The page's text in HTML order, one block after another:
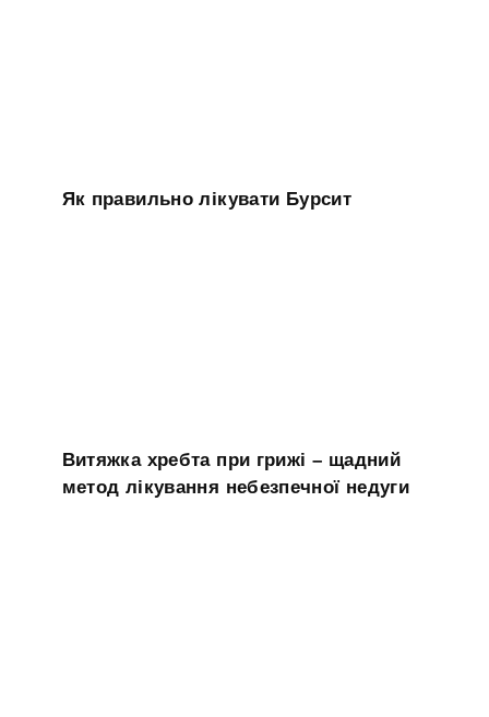
Як правильно лікувати Бурсит
Витяжка хребта при грижі – щадний
метод лікування небезпечної недуги